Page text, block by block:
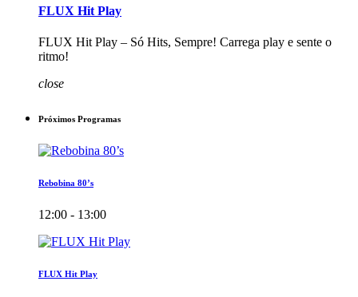
FLUX Hit Play
FLUX Hit Play – Só Hits, Sempre! Carrega play e sente o
ritmo!
close
Próximos Programas
Rebobina 80’s
12:00 - 13:00
FLUX Hit Play